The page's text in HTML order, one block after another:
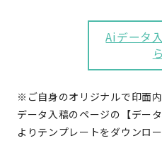
Aiデータ
ら
※ご自身のオリジナルで印面
データ入稿のページの【デー
よりテンプレートをダウンロ